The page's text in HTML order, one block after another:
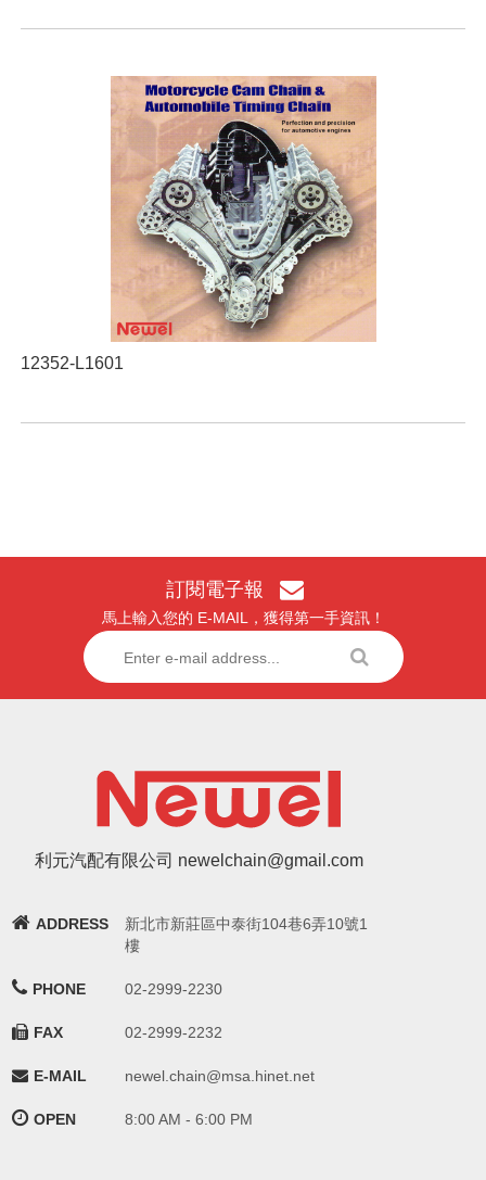
12352-L1601
訂閱電子報
馬上輸入您的 E-MAIL，獲得第一手資訊！
利元汽配有限公司 newelchain@gmail.com
ADDRESS
新北市新莊區中泰街104巷6弄10號1
樓
PHONE 02-2999-2230
FAX 02-2999-2232
E-MAIL newel.chain@msa.hinet.net
OPEN 8:00 AM - 6:00 PM